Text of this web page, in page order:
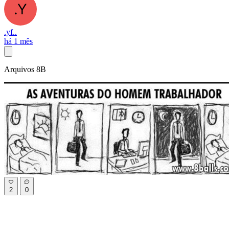
.yf..
há 1 mês
Arquivos 8B
2 0